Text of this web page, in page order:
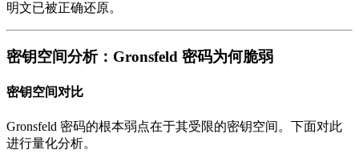
明文已被正确还原。
密钥空间分析：Gronsfeld 密码为何脆弱
密钥空间对比
Gronsfeld 密码的根本弱点在于其受限的密钥空间。下面对此
进行量化分析。